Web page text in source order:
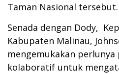
Taman Nasional tersebut.
Senada dengan Dody,
Kabupaten Malinau,
mengemukakan perlunya
kolaboratif untuk